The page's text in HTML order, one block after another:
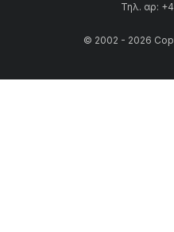
Τηλ. αρ:
© 2002 - 2026